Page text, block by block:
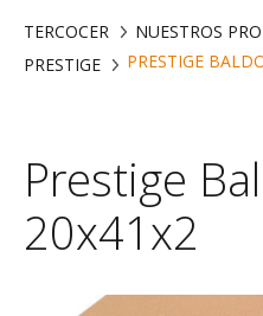
TERCOCER NUESTROS
PRESTIGE
PRESTIGE
Prestige
20x41x2